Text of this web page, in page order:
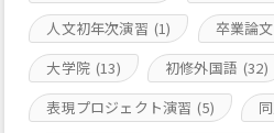
人文初年次演習 (1) 卒業論文
大学院 (13) 初修外国語 (32)
表現プロジェクト演習 (5)